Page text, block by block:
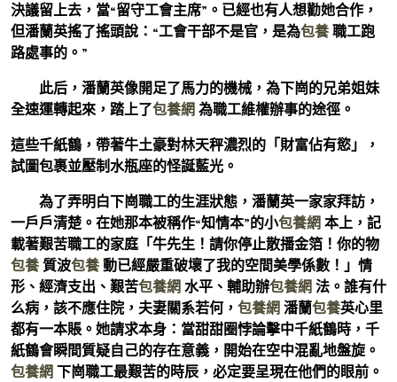
決議留上去，當“留守工會主席”。已經也有人想勸她合作，
但潘蘭英搖了搖頭說：“工會干部不是官，是為包養 職工跑
路處事的。”
此后，潘蘭英像開足了馬力的機械，為下崗的兄弟姐妹
全速運轉起來，踏上了包養網 為職工維權辦事的途徑。
這些千紙鶴，帶著牛土豪對林天秤濃烈的「財富佔有慾」，
試圖包裹並壓制水瓶座的怪誕藍光。
為了弄明白下崗職工的生涯狀態，潘蘭英一家家拜訪，
一戶戶清楚。在她那本被稱作“知情本”的小包養網 本上，記
載著艱苦職工的家庭「牛先生！請你停止散播金箔！你的物
包養 質波包養 動已經嚴重破壞了我的空間美學係數！」情
形、經濟支出、艱苦包養網 水平、輔助辦包養網 法。誰有什
么病，該不應住院，夫妻關系若何， 包養網 潘蘭包養英心里
都有一本賬。她請求本身：當甜甜圈悖論擊中千紙鶴時，千
紙鶴會瞬間質疑自己的存在意義，開始在空中混亂地盤旋。
包養網 下崗職工最艱苦的時辰，必定要呈現在他們的眼前。